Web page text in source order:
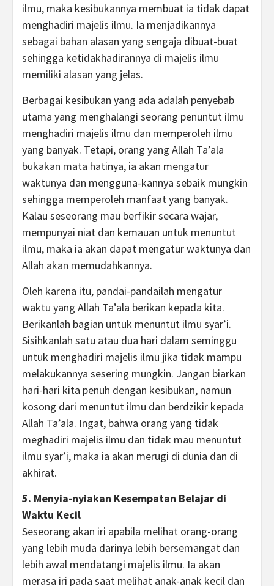
ilmu, maka kesibukannya membuat ia tidak dapat
menghadiri majelis ilmu. Ia menjadikannya
sebagai bahan alasan yang sengaja dibuat-buat
sehingga ketidakhadirannya di majelis ilmu
memiliki alasan yang jelas.
Berbagai kesibukan yang ada adalah penyebab
utama yang menghalangi seorang penuntut ilmu
menghadiri majelis ilmu dan memperoleh ilmu
yang banyak. Tetapi, orang yang Allah Ta’ala
bukakan mata hatinya, ia akan mengatur
waktunya dan mengguna-kannya sebaik mungkin
sehingga memperoleh manfaat yang banyak.
Kalau seseorang mau berfikir secara wajar,
mempunyai niat dan kemauan untuk menuntut
ilmu, maka ia akan dapat mengatur waktunya dan
Allah akan memudahkannya.
Oleh karena itu, pandai-pandailah mengatur
waktu yang Allah Ta’ala berikan kepada kita.
Berikanlah bagian untuk menuntut ilmu syar’i.
Sisihkanlah satu atau dua hari dalam seminggu
untuk menghadiri majelis ilmu jika tidak mampu
melakukannya sesering mungkin. Jangan biarkan
hari-hari kita penuh dengan kesibukan, namun
kosong dari menuntut ilmu dan berdzikir kepada
Allah Ta’ala. Ingat, bahwa orang yang tidak
meghadiri majelis ilmu dan tidak mau menuntut
ilmu syar’i, maka ia akan merugi di dunia dan di
akhirat.
5. Menyia-nyiakan Kesempatan Belajar di
Waktu Kecil
Seseorang akan iri apabila melihat orang-orang
yang lebih muda darinya lebih bersemangat dan
lebih awal mendatangi majelis ilmu. Ia akan
merasa iri pada saat melihat anak-anak kecil dan